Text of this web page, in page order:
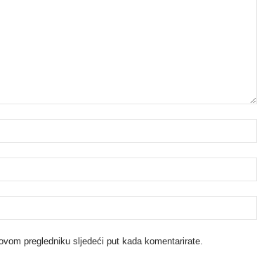
pregledniku sljedeći put kada komentarirate.